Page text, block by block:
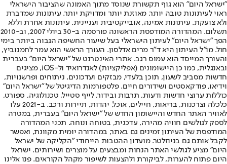
"ישראל היום" הוא גוף תקשורת שנוסד מתוך האמונה שהציבור הישראלי
ראוי לעיתונות טובה יותר, מאוזנת יותר ומדויקת יותר. עיתונות שמדברת
ולא צועקת. עיתונות אמינה, אובייקטיבית ועניינית. עיתונות אחרת וללא
תשלום. המהדורה המודפסת הראשונה פורסמה ב-30 ביולי 2007, וב-2010
הפך "ישראל היום" לעיתון הישראלי בעל שיעור החשיפה הגבוה ביותר בימי
חול. מו"ל העיתון היא ד"ר מרים אדלסון. העורך הראשי הוא עמר לחמנוביץ,
והעורך המייסד הוא עמוס רגב. אתרי האינטרנט של "ישראל היום" בעברית
ובאנגלית, כמו כן היישומונים (אפליקציות) לאנדרואיד ול-iOS, מציגים
חדשות מסביב לשעון, תוכן בלעדי, מבזקים ועדכונים, ניתוחים ופרשנויות,
וידיאו, פודקאסטים ושידורים חיים. פלטפורמות הדיגיטל של "ישראל היום"
כוללות ערוצי חדשות ודעות, תרבות ובידור, לייף סטייל, טכנולוגיה, ספורט,
כלכלה וצרכנות, בריאות, חיילים, אוכל, יהדות, תיירות ורכב. ב-2021 עלו
לאוויר האתר החדש והיישומון החדש של "ישראל היום" בעברית, במטרה
לספק לגולשים חוויה מהירה, עדכנית, בטוחה ונוחה. תכני המהדורה
המודפסת של העיתון זמינים גם באתר, במהדורה יומית מקוונת, ואפשר
לקבל אותם גם בניוזלטר. מועדון ההטבות הייחודי "הקליקה של ישראל
היום" מציע לגולשי האתר הנחות ומבצעים על מוצרים ושירותים. ישראל
היום פתוח להערות, לביקורת ולהצעות לשיפור מקהל הקוראים. פנו אלינו